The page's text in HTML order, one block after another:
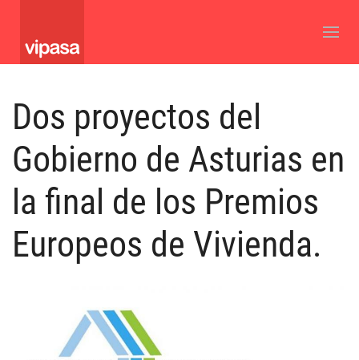
Dos proyectos del
Gobierno de Asturias en
la final de los Premios
Europeos de Vivienda.